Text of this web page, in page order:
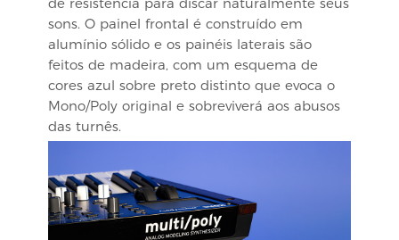
sons. O painel frontal é construído em
alumínio sólido e os painéis laterais são
feitos de madeira, com um esquema de
cores azul sobre preto distinto que evoca o
Mono/Poly original e sobreviverá aos abusos
das turnês.